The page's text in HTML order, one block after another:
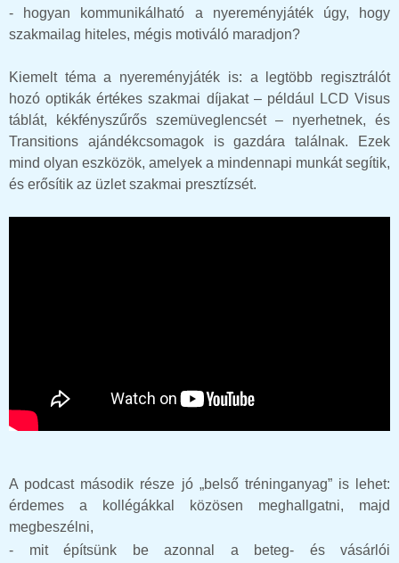
- hogyan kommunikálható a nyereményjáték úgy, hogy
szakmailag hiteles, mégis motiváló maradjon?
Kiemelt téma a nyereményjáték is: a legtöbb regisztrálót
hozó optikák értékes szakmai díjakat – például LCD Visus
táblát, kékfényszűrős szemüveglencsét – nyerhetnek, és
Transitions ajándékcsomagok is gazdára találnak. Ezek
mind olyan eszközök, amelyek a mindennapi munkát segítik,
és erősítik az üzlet szakmai presztízsét.
A podcast második része jó „belső tréninganyag” is lehet:
érdemes a kollégákkal közösen meghallgatni, majd
megbeszélni,
- mit építsünk be azonnal a beteg- és vásárlói